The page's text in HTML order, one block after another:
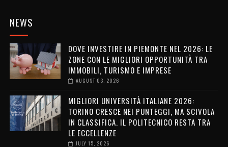
NEWS
DOVE INVESTIRE IN PIEMONTE NEL 2026: LE
ZONE CON LE MIGLIORI OPPORTUNITÀ TRA
IMMOBILI, TURISMO E IMPRESE
AUGUST 03, 2026
MIGLIORI UNIVERSITÀ ITALIANE 2026:
TORINO CRESCE NEI PUNTEGGI, MA SCIVOLA
IN CLASSIFICA. IL POLITECNICO RESTA TRA
LE ECCELLENZE
JULY 15, 2026